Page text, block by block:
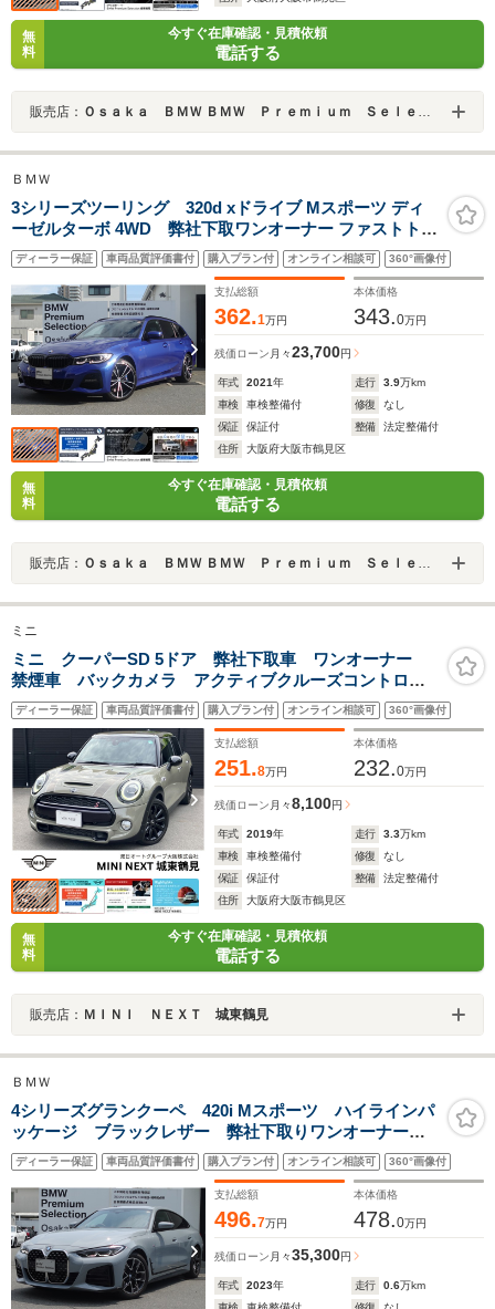
無
料
今すぐ在庫確認・見積依頼
電話する
販売店： Ｏｓａｋａ ＢＭＷ ＢＭＷ Ｐｒｅｍｉｕｍ Ｓｅｌｅｃｔｉｏｎ 城東鶴見
ＢＭＷ
3シリーズツーリング 320d xドライブ Mスポーツ ディ
ーゼルターボ 4WD 弊社下取ワンオーナー ファストトラ
ックパッケージ 純正19インチAW アダプティブMサスペ
ンション タイヤ4本新品交換 ワイヤレスチャージ 禁煙車
電動シート LEDヘッドライト 電動リアゲート パーキング
アシスト
ディーラー保証 車両品質評価書付 購入プラン付 オンライン相談可 360°画像付
支払総額
362.1万円
本体価格
343.0万円
残価ローン 月々23,700円
年式 2021年 走行 3.9万km
車検
車検整備付 修復
なし
保証
保証付 整備
法定整備付
住所
大阪府大阪市鶴見区
無
料
今すぐ在庫確認・見積依頼
電話する
販売店： Ｏｓａｋａ ＢＭＷ ＢＭＷ Ｐｒｅｍｉｕｍ Ｓｅｌｅｃｔｉｏｎ 城東鶴見
ミニ
ミニ クーパーSD 5ドア 弊社下取車 ワンオーナー
禁煙車 バックカメラ アクティブクルーズコントロー
ル 純正HDDナビ パーキングアシスト LEDヘッドラ
イト JCWレザーステアリング ヘッドライナーアンス
ラサイト 認定中古車
ディーラー保証 車両品質評価書付 購入プラン付 オンライン相談可 360°画像付
支払総額
251.8万円
本体価格
232.0万円
残価ローン 月々8,100円
年式 2019年 走行 3.3万km
車検
車検整備付 修復
なし
保証
保証付 整備
法定整備付
住所
大阪府大阪市鶴見区
無
料
今すぐ在庫確認・見積依頼
電話する
販売店： ＭＩＮＩ ＮＥＸＴ 城東鶴見
ＢＭＷ
4シリーズグランクーペ 420i Mスポーツ ハイラインパ
ッケージ ブラックレザー 弊社下取りワンオーナー
車 カーブドディスプレイ ACC 全周囲カメラ オー
トトランク 電動シート ACC ヘッドアップディスプ
レイ
ディーラー保証 車両品質評価書付 購入プラン付 オンライン相談可 360°画像付
支払総額
496.7万円
本体価格
478.0万円
残価ローン 月々35,300円
年式 2023年 走行 0.6万km